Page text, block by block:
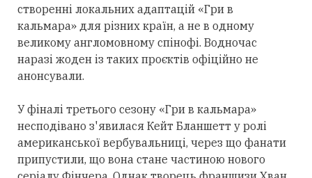
створенні локальних адаптацій «Гри в
кальмара» для різних країн, а не в одному
великому англомовному спінофі. Водночас
наразі жоден із таких проєктів офіційно не
анонсували.
У фіналі третього сезону «Гри в кальмара»
несподівано з'явилася Кейт Бланшетт у ролі
американської вербувальниці, через що фанати
припустили, що вона стане частиною нового